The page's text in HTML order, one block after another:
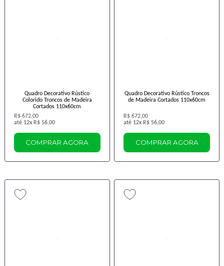
Quadro Decorativo Rústico
Colorido Troncos de Madeira
Cortados 110x60cm
R$ 672,00
12x R$ 56,00
COMPRAR AGORA
Quadro Decorativo Rústico Troncos
de Madeira Cortados 110x60cm
R$ 672,00
12x R$ 56,00
COMPRAR AGORA